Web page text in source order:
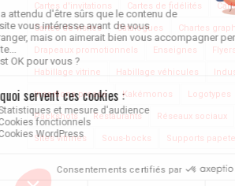
Cartes d'invitations Cartes de fidélités
Cartes de visites Catalogues Chartes
Drapeaux promotionnels Enseignes
Habillage vitrine Habillage véhicules
Insertions presse Kakémonos Logotypes
Packshots Restaurants Réseaux sociaux
Sites vitrines Sous-bocks Supports